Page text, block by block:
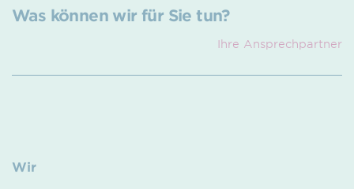
Was können wir für Sie tun?
Ihre Ansprech­partner
Wir